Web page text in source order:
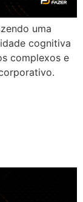
uma
cognitiva
complexos e